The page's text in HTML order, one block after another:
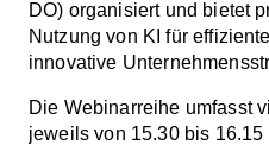
DO) organisiert und bietet
Nutzung von KI für
innovative
Die Webinarreihe umfasst
jeweils von 15.30 bis